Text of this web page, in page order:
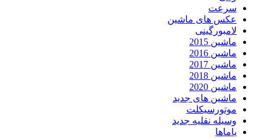
سرعت
عکس های ماشین
لامبورگینی
ماشین 2015
ماشین 2016
ماشین 2017
ماشین 2018
ماشین 2020
ماشین های جدید
موتورسیکلت
وسیله نقلیه جدید
یاماها